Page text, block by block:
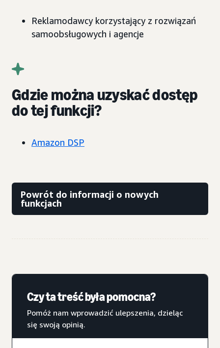
Reklamodawcy korzystający z rozwiązań
samoobsługowych i agencje
Gdzie można uzyskać dostęp
do tej funkcji?
Amazon DSP
Powrót do informacji o nowych
funkcjach
Czy ta treść była pomocna?
Pomóż nam wprowadzić ulepszenia, dzieląc
się swoją opinią.